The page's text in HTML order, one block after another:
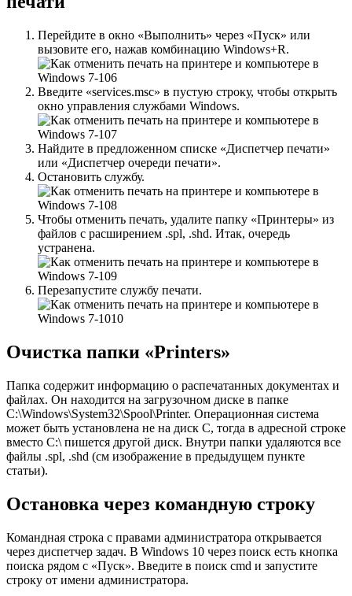
Перейдите в окно «Выполнить» через «Пуск» или
вызовите его, нажав комбинацию Windows+R.
Введите «services.msc» в пустую строку, чтобы открыть
окно управления службами Windows.
Найдите в предложенном списке «Диспетчер печати»
или «Диспетчер очереди печати».
Остановить службу.
Чтобы отменить печать, удалите папку «Принтеры» из
файлов с расширением .spl, .shd. Итак, очередь
устранена.
Перезапустите службу печати.
Очистка папки «Printers»
Папка содержит информацию о распечатанных документах и ​​
файлах. Он находится на загрузочном диске в папке
C:\Windows\System32\Spool\Printer. Операционная система
может быть установлена ​​не на диск С, тогда в адресной строке
вместо C:\ пишется другой диск. Внутри папки удаляются все
файлы .spl, .shd (см изображение в предыдущем пункте
статьи).
Остановка через командную строку
Командная строка с правами администратора открывается
через диспетчер задач. В Windows 10 через поиск есть кнопка
поиска рядом с «Пуск». Введите в поиск cmd и запустите
строку от имени администратора.